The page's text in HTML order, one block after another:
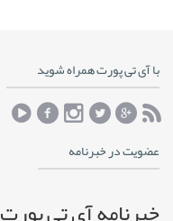
با آی تی پورت همراه شوید
عضویت در خبرنامه